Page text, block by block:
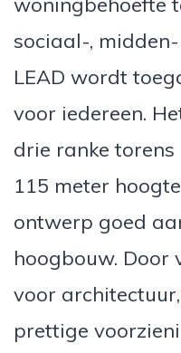
sociaal-,
LEAD wordt
voor iedereen.
drie ranke
115 meter
ontwerp goed
hoogbouw. Door
voor
prettige